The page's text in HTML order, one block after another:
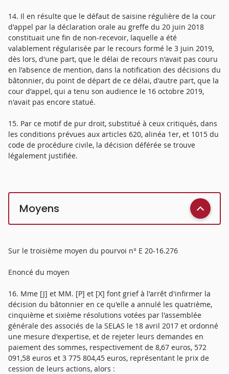
14. Il en résulte que le défaut de saisine régulière de la cour
d'appel par la déclaration orale au greffe du 20 juin 2018
constituait une fin de non-recevoir, laquelle a été
valablement régularisée par le recours formé le 3 juin 2019,
dès lors, d'une part, que le délai de recours n'avait pas couru
en l'absence de mention, dans la notification des décisions du
bâtonnier, du point de départ de ce délai, d'autre part, que la
cour d'appel, qui a tenu son audience le 16 octobre 2019,
n'avait pas encore statué.
15. Par ce motif de pur droit, substitué à ceux critiqués, dans
les conditions prévues aux articles 620, alinéa 1er, et 1015 du
code de procédure civile, la décision déférée se trouve
légalement justifiée.
Moyens
Sur le troisième moyen du pourvoi n° E 20-16.276
Enoncé du moyen
16. Mme [J] et MM. [P] et [X] font grief à l'arrêt d'infirmer la
décision du bâtonnier en ce qu'elle a annulé les quatrième,
cinquième et sixième résolutions votées par l'assemblée
générale des associés de la SELAS le 18 avril 2017 et ordonné
une mesure d'expertise, et de rejeter leurs demandes en
paiement des sommes, respectivement de 8,67 euros, 572
091,58 euros et 3 775 804,45 euros, représentant le prix de
cession de leurs actions, alors :